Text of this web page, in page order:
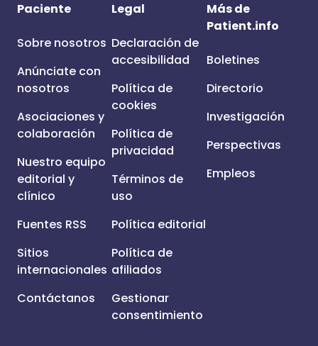
Paciente
Sobre nosotros
Anúnciate con
nosotros
Asociaciones y
colaboración
Nuestro equipo
editorial y
clínico
Fuentes RSS
Sitios
internacionales
Contáctanos
Legal
Declaración de
accesibilidad
Política de
cookies
Política de
privacidad
Términos de
uso
Política editorial
Política de
afiliados
Gestionar
consentimiento
Más de
Patient.info
Boletines
Directorio
Investigación
Perspectivas
Empleos